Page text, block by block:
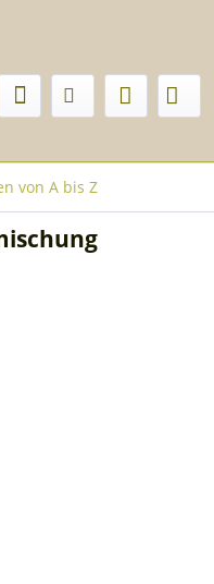
von A bis Z